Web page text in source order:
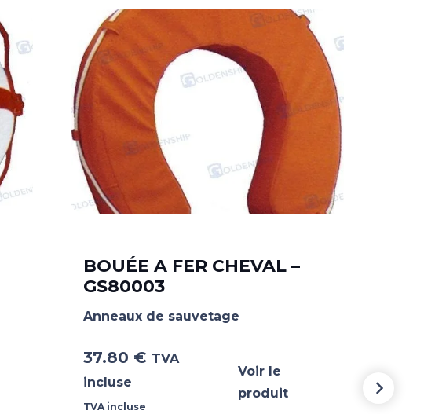
BOUÉE A FER CHEVAL –
GS80003
Anneaux de sauvetage
37.80 € TVA
incluse
TVA incluse
Voir le
produit